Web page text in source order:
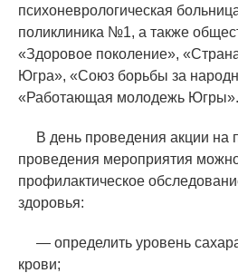
психоневрологическая
поликлиника №1, а также
«Здоровое поколение», «
Югра», «Союз борьбы за
«Работающая молодежь Югры».
В день проведения акции на
проведения мероприятия
профилактическое
здоровья:
— определить уровень
крови;